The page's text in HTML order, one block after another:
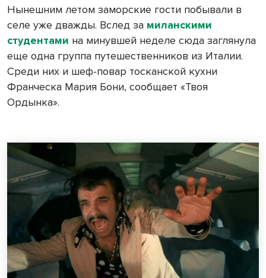
Нынешним летом заморские гости побывали в
селе уже дважды. Вслед за миланскими
студентами на минувшей неделе сюда заглянула
еще одна группа путешественников из Италии.
Среди них и шеф-повар тосканской кухни
Франческа Мария Бони, сообщает «Твоя
Ордынка».